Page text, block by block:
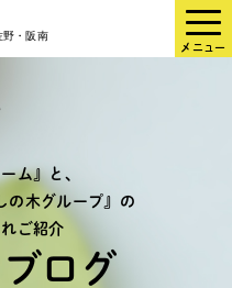
野・阪南
メニュー
ム』と、
の木グループ』の
ご紹介
ログ